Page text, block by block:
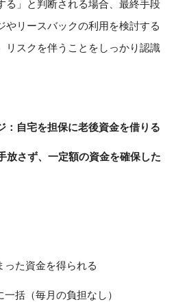
る」と判断される場合、最終手段
やリースバックの利用を検討する
リスクを伴うことをしっかり認識
：自宅を担保に老後資金を借りる
放さず、一定額の資金を確保した
った資金を得られる
括（毎月の負担なし）